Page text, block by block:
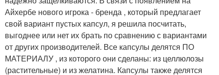
Айхербе нового игрока - бренда , который предлагает
свой вариант пустых капсул, я решила посчитать,
выгоднее или нет их брать по сравнению с вариантами
от других производителей. Все капсулы делятся ПО
МАТЕРИАЛУ , из которого они сделаны: из целлюлозы
(растительные) и из желатина. Капсулы также делятся